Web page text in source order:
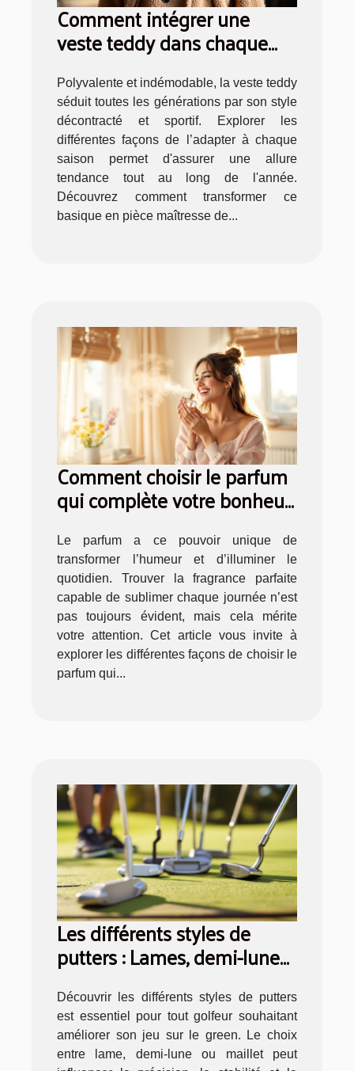
Comment intégrer une
veste teddy dans chaque
Polyvalente et indémodable, la veste teddy
séduit toutes les générations par son style
décontracté et sportif. Explorer les
différentes façons de l’adapter à chaque
saison permet d'assurer une allure
tendance tout au long de l'année.
Découvrez comment transformer ce
basique en pièce maîtresse de...
Comment choisir le parfum
qui complète votre bonheur
quotidien ?
Le parfum a ce pouvoir unique de
transformer l’humeur et d’illuminer le
quotidien. Trouver la fragrance parfaite
capable de sublimer chaque journée n’est
pas toujours évident, mais cela mérite
votre attention. Cet article vous invite à
explorer les différentes façons de choisir le
parfum qui...
Les différents styles de
putters : Lames, demi-lunes,
et maillets
Découvrir les différents styles de putters
est essentiel pour tout golfeur souhaitant
améliorer son jeu sur le green. Le choix
entre lame, demi-lune ou maillet peut